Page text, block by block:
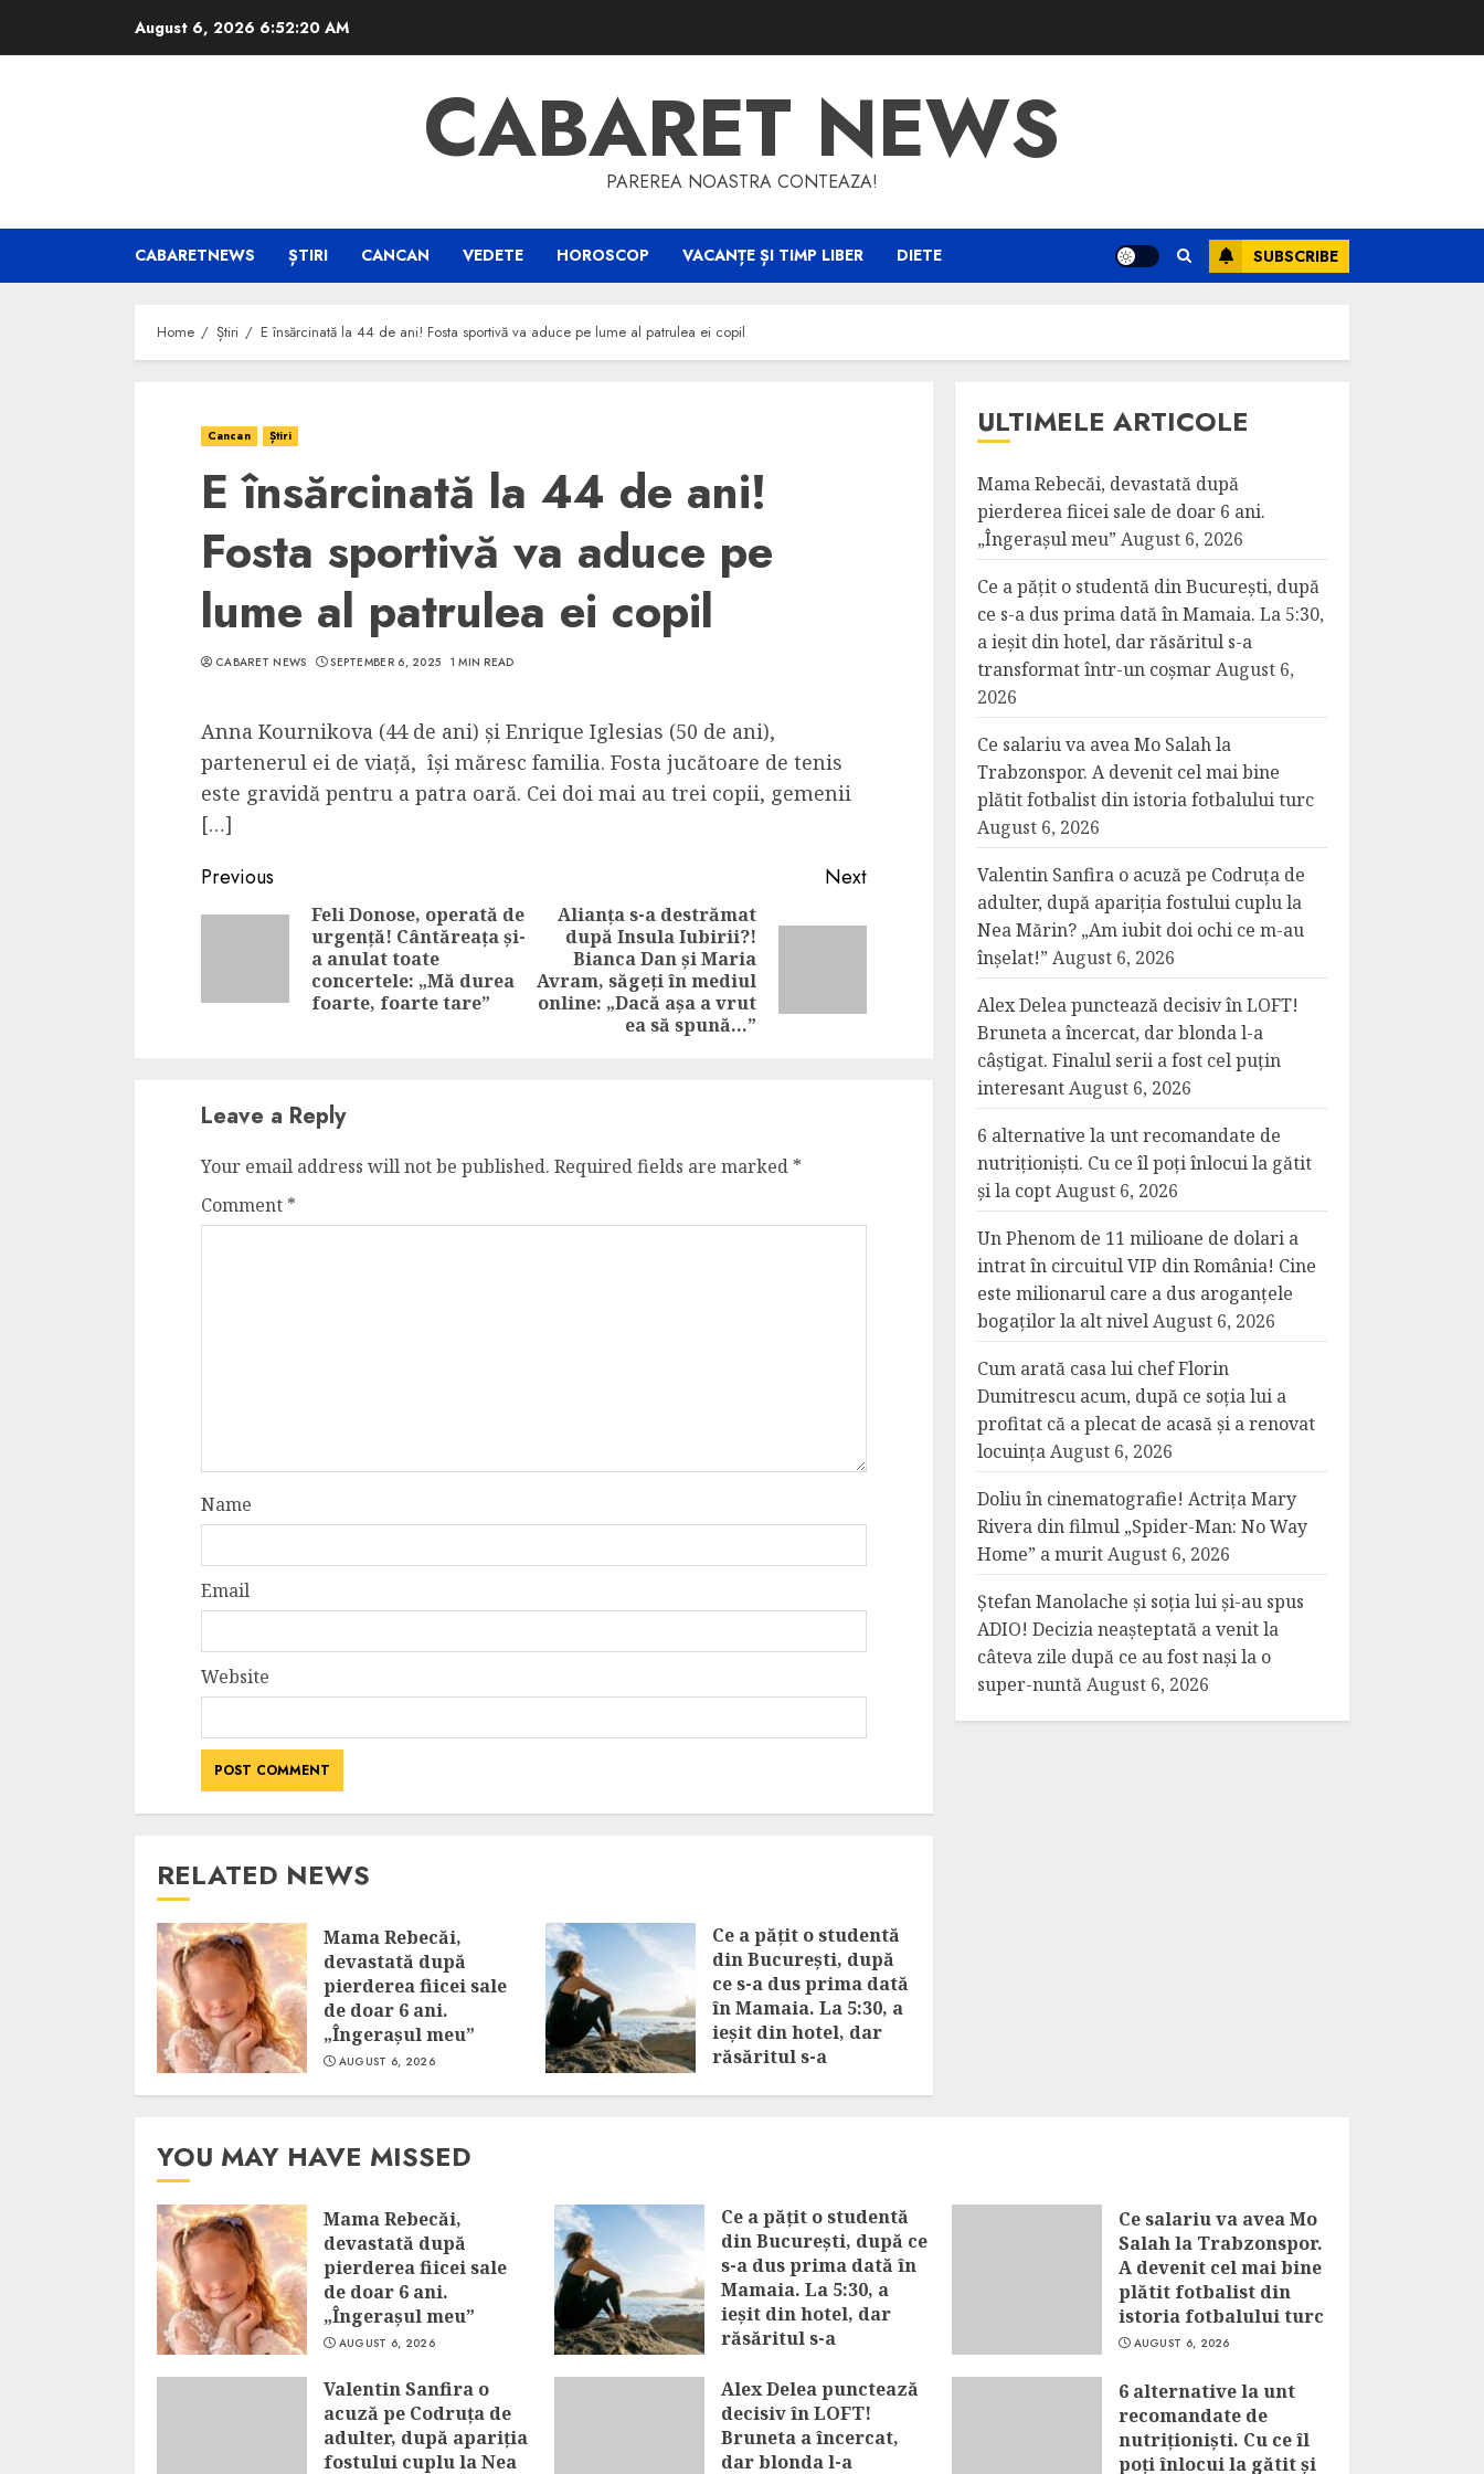
August 6, 2026 6:52:20 AM
CABARET NEWS
PAREREA NOASTRA CONTEAZA!
CABARETNEWS ȘTIRI CANCAN VEDETE HOROSCOP VACANȚE ȘI TIMP LIBER DIETE SUBSCRIBE
Home Știri E însărcinată la 44 de ani! Fosta sportivă va aduce pe lume al patrulea ei copil
Cancan Știri
E însărcinată la 44 de ani!
Fosta sportivă va aduce pe
lume al patrulea ei copil
CABARET NEWS SEPTEMBER 6, 2025 1 MIN READ
Anna Kournikova (44 de ani) și Enrique Iglesias (50 de ani),
partenerul ei de viață, își măresc familia. Fosta jucătoare de tenis
este gravidă pentru a patra oară. Cei doi mai au trei copii, gemenii
[…]
Continue
Reading
Previous
Previous
post:
Feli Donose, operată de
urgență! Cântăreața și-
a anulat toate
concertele: „Mă durea
foarte, foarte tare”
Next
Next
post:
Alianța s-a destrămat
după Insula Iubirii?!
Bianca Dan și Maria
Avram, săgeți în mediul
online: „Dacă așa a vrut
ea să spună…”
Leave a Reply
Your email address will not be published. Required fields are marked *
Comment *
Name
Email
Website
RELATED NEWS
Mama Rebecăi,
devastată după
pierderea fiicei sale
de doar 6 ani.
„Îngerașul meu”
AUGUST 6, 2026
Ce a pățit o studentă
din București, după
ce s-a dus prima dată
în Mamaia. La 5:30, a
ieșit din hotel, dar
răsăritul s-a
ULTIMELE ARTICOLE
Mama Rebecăi, devastată după
pierderea fiicei sale de doar 6 ani.
„Îngerașul meu” August 6, 2026
Ce a pățit o studentă din București, după
ce s-a dus prima dată în Mamaia. La 5:30,
a ieșit din hotel, dar răsăritul s-a
transformat într-un coșmarAugust 6,
2026
Ce salariu va avea Mo Salah la
Trabzonspor. A devenit cel mai bine
plătit fotbalist din istoria fotbalului turc
August 6, 2026
Valentin Sanfira o acuză pe Codruța de
adulter, după apariția fostului cuplu la
Nea Mărin? „Am iubit doi ochi ce m-au
înșelat!” August 6, 2026
Alex Delea punctează decisiv în LOFT!
Bruneta a încercat, dar blonda l-a
câștigat. Finalul serii a fost cel puțin
interesantAugust 6, 2026
6 alternative la unt recomandate de
nutriționiști. Cu ce îl poți înlocui la gătit
și la coptAugust 6, 2026
Un Phenom de 11 milioane de dolari a
intrat în circuitul VIP din România! Cine
este milionarul care a dus aroganțele
bogaților la alt nivelAugust 6, 2026
Cum arată casa lui chef Florin
Dumitrescu acum, după ce soția lui a
profitat că a plecat de acasă și a renovat
locuințaAugust 6, 2026
Doliu în cinematografie! Actrița Mary
Rivera din filmul „Spider-Man: No Way
Home” a muritAugust 6, 2026
Ștefan Manolache și soția lui și-au spus
ADIO! Decizia neașteptată a venit la
câteva zile după ce au fost nași la o
super-nuntăAugust 6, 2026
YOU MAY HAVE MISSED
Mama Rebecăi,
devastată după
pierderea fiicei sale
de doar 6 ani.
„Îngerașul meu”
AUGUST 6, 2026
Ce a pățit o studentă
din București, după ce
s-a dus prima dată în
Mamaia. La 5:30, a
ieșit din hotel, dar
răsăritul s-a
coșmar
AUGUST 6, 2026
Ce salariu va avea Mo
Salah la Trabzonspor.
A devenit cel mai bine
plătit fotbalist din
istoria fotbalului turc
AUGUST 6, 2026
Valentin Sanfira o
acuză pe Codruța de
adulter, după apariția
fostului cuplu la Nea
Alex Delea punctează
decisiv în LOFT!
Bruneta a încercat,
dar blonda l-a
6 alternative la unt
recomandate de
nutriționiști. Cu ce îl
poți înlocui la gătit și